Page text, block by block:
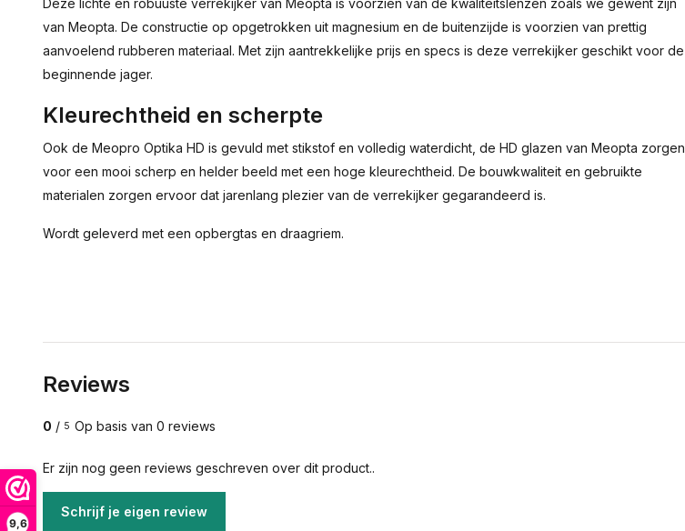
9,6
Deze lichte en robuuste verrekijker van Meopta is voorzien van de kwaliteitslenzen zoals we gewent zijn
van Meopta. De constructie op opgetrokken uit magnesium en de buitenzijde is voorzien van prettig
aanvoelend rubberen materiaal. Met zijn aantrekkelijke prijs en specs is deze verrekijker geschikt voor de
beginnende jager.
Kleurechtheid en scherpte
Ook de Meopro Optika HD is gevuld met stikstof en volledig waterdicht, de HD glazen van Meopta zorgen
voor een mooi scherp en helder beeld met een hoge kleurechtheid. De bouwkwaliteit en gebruikte
materialen zorgen ervoor dat jarenlang plezier van de verrekijker gegarandeerd is.
Wordt geleverd met een opbergtas en draagriem.
Reviews
0 / 5 Op basis van 0 reviews
Er zijn nog geen reviews geschreven over dit product..
Schrijf je eigen review